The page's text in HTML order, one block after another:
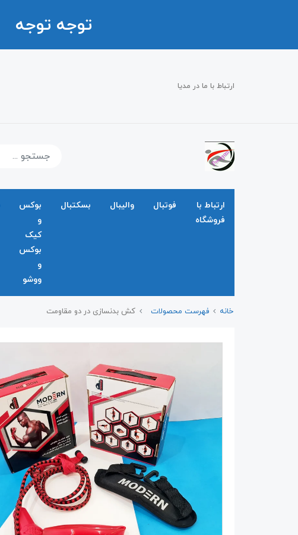
توجه توجه
ارتباط با ما در مدیا
ارتباط با
فروشگاه
فوتبال والیبال بسکتبال
بوکس
و
کیک
بوکس
و
ووشو
خانه فهرست محصولات کش بدنسازی در دو مقاومت